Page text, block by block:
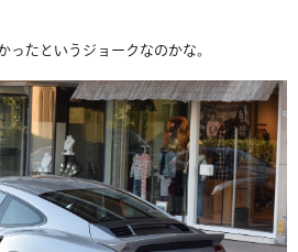
たというジョークなのかな。